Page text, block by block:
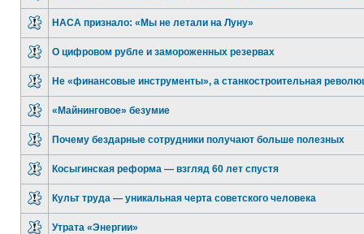
НАСА признало: «Мы не летали на Луну»
О цифровом рубле и замороженных резервах
Не «финансовые инструменты», а станкостроительная
«Майнинговое» безумие
Почему бездарные сотрудники получают больше полезных
Косыгинская реформа — взгляд 60 лет спустя
Культ труда — уникальная черта советского человека
Утрата «Энергии»